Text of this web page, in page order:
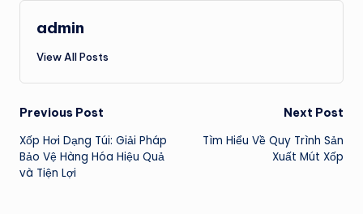
admin
View All Posts
Post
navigation
Previous Post
Xốp Hơi Dạng Túi: Giải Pháp
Bảo Vệ Hàng Hóa Hiệu Quả
và Tiện Lợi
Next Post
Tìm Hiểu Về Quy Trình Sản
Xuất Mút Xốp